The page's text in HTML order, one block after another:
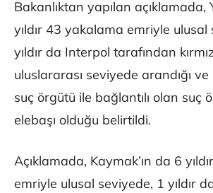
Bakanlıktan yapılan açıklamada,
yıldır 43 yakalama emriyle
yıldır da Interpol tarafından
uluslararası seviyede arandığı ve
suç örgütü ile bağlantılı olan suç
elebaşı olduğu belirtildi.
Açıklamada, Kaymak’ın da 6
emriyle ulusal seviyede, 1 yıldır